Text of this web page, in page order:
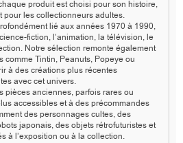
produit est choisi pour son histoire,
pour les collectionneurs adultes.
lié aux années 1970 à 1990,
fiction, l’animation, la télévision, le
Notre sélection remonte également
comme Tintin, Peanuts, Popeye ou
à des créations plus récentes
avec cet univers.
pièces anciennes, parfois rares ou
accessibles et à des précommandes
des personnages cultes, des
japonais, des objets rétrofuturistes et
à l’exposition ou à la collection.